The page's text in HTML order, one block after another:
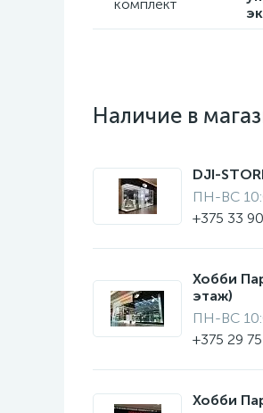
комплект
Наличие в
DJI-
ПН-ВС
+375 33
Хобби
этаж)
ПН-ВС
+375 29
Хобби